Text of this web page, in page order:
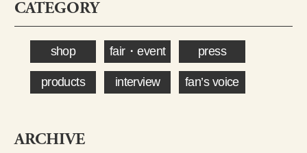
CATEGORY
shop fair・event press
products interview fan’s voice
ARCHIVE